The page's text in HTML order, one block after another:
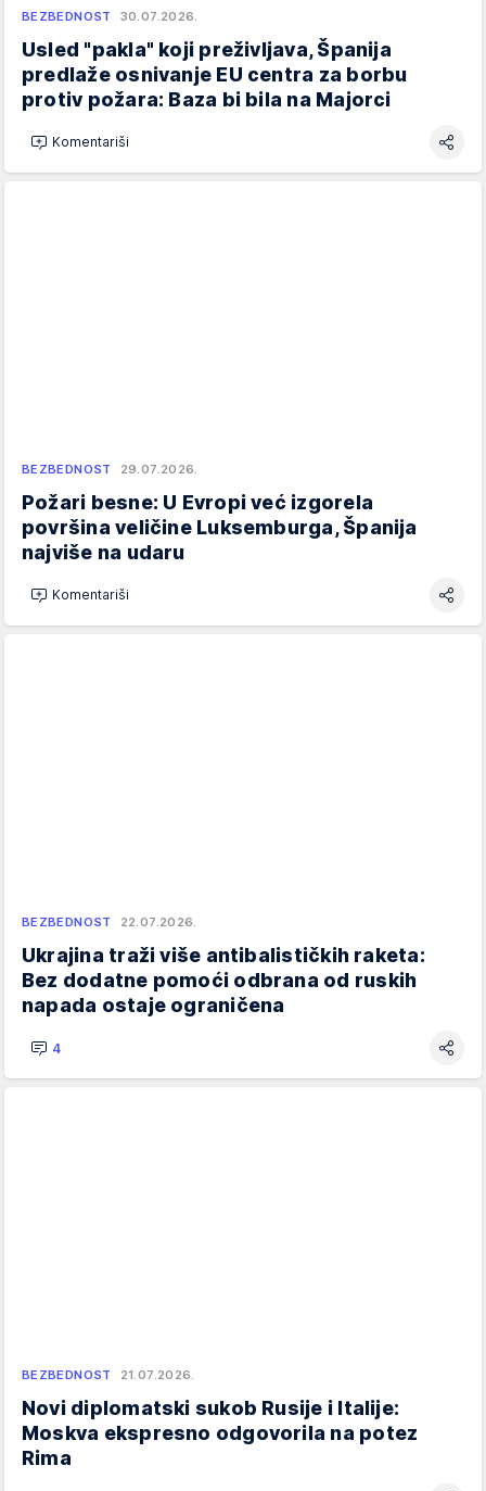
BEZBEDNOST 30.07.2026.
Usled "pakla" koji preživljava, Španija
predlaže osnivanje EU centra za borbu
protiv požara: Baza bi bila na Majorci
Komentariši
BEZBEDNOST 29.07.2026.
Požari besne: U Evropi već izgorela
površina veličine Luksemburga, Španija
najviše na udaru
Komentariši
BEZBEDNOST 22.07.2026.
Ukrajina traži više antibalističkih raketa:
Bez dodatne pomoći odbrana od ruskih
napada ostaje ograničena
4
BEZBEDNOST 21.07.2026.
Novi diplomatski sukob Rusije i Italije:
Moskva ekspresno odgovorila na potez
Rima